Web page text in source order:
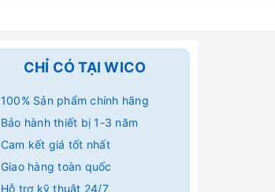
CHỈ CÓ TẠI WICO
100% Sản phẩm chính hãng
Bảo hành thiết bị 1-3 năm
Cam kết giá tốt nhất
Giao hàng toàn quốc
Hỗ trợ kỹ thuật 24/7